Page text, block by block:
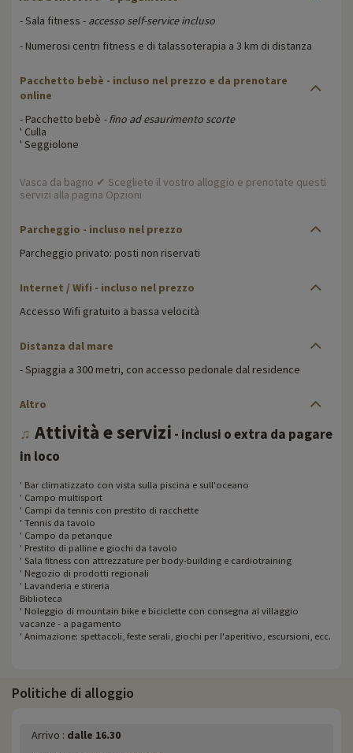
- Sala fitness - accesso self-service incluso
- Numerosi centri fitness e di talassoterapia a 3 km di distanza
Pacchetto bebè - incluso nel prezzo e da prenotare
online
- Pacchetto bebè - fino ad esaurimento scorte
' Culla
' Seggiolone
Vasca da bagno ✔ Scegliete il vostro alloggio e prenotate questi
servizi alla pagina Opzioni
Parcheggio - incluso nel prezzo
Parcheggio privato: posti non riservati
Internet / Wifi - incluso nel prezzo
Accesso Wifi gratuito a bassa velocità
Distanza dal mare
- Spiaggia a 300 metri, con accesso pedonale dal residence
Altro
♫ Attività e servizi - inclusi o extra da pagare
in loco
' Bar climatizzato con vista sulla piscina e sull'oceano
' Campo multisport
' Campi da tennis con prestito di racchette
' Tennis da tavolo
' Campo da petanque
' Prestito di palline e giochi da tavolo
' Sala fitness con attrezzature per body-building e cardiotraining
' Negozio di prodotti regionali
' Lavanderia e stireria
Biblioteca
' Noleggio di mountain bike e biciclette con consegna al villaggio
vacanze - a pagamento
' Animazione: spettacoli, feste serali, giochi per l'aperitivo, escursioni, ecc.
Politiche di alloggio
Arrivo : dalle 16.30